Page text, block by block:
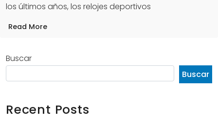
los últimos años, los relojes deportivos
Read More
Buscar
Buscar
Recent Posts